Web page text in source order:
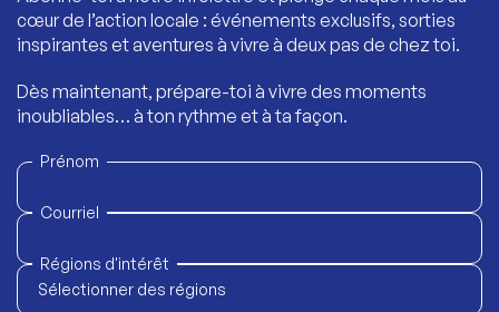
cœur de l’action locale : événements exclusifs, sorties
inspirantes et aventures à vivre à deux pas de chez toi.
Dès maintenant, prépare-toi à vivre des moments
inoubliables… à ton rythme et à ta façon.
Prénom
Courriel
Régions d'intérêt
Sélectionner des régions